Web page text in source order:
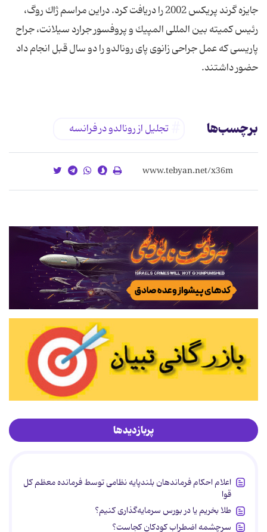
جایزه گرند پریكس 2002 را دریافت كرد. دراین مراسم ژاك روگ،
رئیس كمیته بین المللی المپیك و پروفسور جرارد سیلانت، جراح
پاریسی كه عمل جراحی زانوی پای رونالدو را دو سال قبل انجام داد
حضور داشتند.
برچسب‌ها تجلیل از رونالدو در فرانسه
پربازدیدها
اعلام احکام فرماندهان بلندپایه نظامی توسط فرمانده معظم کل
قوا
طلا بخریم یا در بورس سرمایه‌گذاری کنیم؟
سرچشمه اضطراب کودکان کجاست؟